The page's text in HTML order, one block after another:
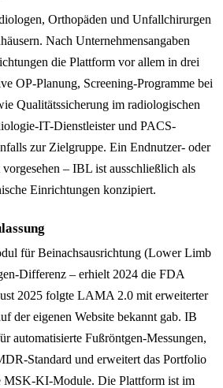
Orthopäden und Unfallchirurgen
Nach Unternehmensangaben
die Plattform vor allem in drei
OP-Planung, Screening-Programme bei
Qualitätssicherung im radiologischen
IT-Dienstleister und PACS-
zur Zielgruppe. Ein Endnutzer- oder
– IBL ist ausschließlich als
Einrichtungen konzipiert.
für Beinachsausrichtung (Lower Limb
Differenz – erhielt 2024 die FDA
2025 folgte LAMA 2.0 mit erweiterter
der eigenen Website bekannt gab. IB
automatisierte Fußröntgen-Messungen,
Standard und erweitert das Portfolio
MSK-KI-Module. Die Plattform ist im